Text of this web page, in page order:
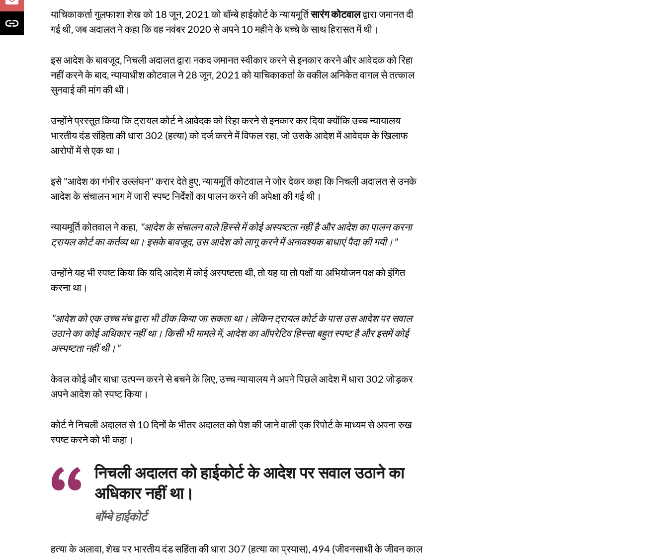
याचिकाकर्ता गुलफाशा शेख को 18 जून, 2021 को बॉम्बे हाईकोर्ट के न्यायमूर्तिसारंग कोटवालद्वारा जमानत दी
गई थी, जब अदालत ने कहा कि वह नवंबर 2020 से अपने 10 महीने के बच्चे के साथ हिरासत में थी।
इस आदेश के बावजूद, निचली अदालत द्वारा नकद जमानत स्वीकार करने से इनकार करने और आवेदक को रिहा
नहीं करने के बाद, न्यायाधीश कोटवाल ने 28 जून, 2021 को याचिकाकर्ता के वकील अनिकेत वागल से तत्काल
सुनवाई की मांग की थी।
उन्होंने प्रस्तुत किया कि ट्रायल कोर्ट ने आवेदक को रिहा करने से इनकार कर दिया क्योंकि उच्च न्यायालय
भारतीय दंड संहिता की धारा 302 (हत्या) को दर्ज करने में विफल रहा, जो उसके आदेश में आवेदक के खिलाफ
आरोपों में से एक था।
इसे "आदेश का गंभीर उल्लंघन" करार देते हुए, न्यायमूर्ति कोटवाल ने जोर देकर कहा कि निचली अदालत से उनके
आदेश के संचालन भाग में जारी स्पष्ट निर्देशों का पालन करने की अपेक्षा की गई थी।
न्यायमूर्ति कोतवाल ने कहा, "आदेश के संचालन वाले हिस्से में कोई अस्पष्टता नहीं है और आदेश का पालन करना
ट्रायल कोर्ट का कर्तव्य था। इसके बावजूद, उस आदेश को लागू करने में अनावश्यक बाधाएं पैदा की गयी।"
उन्होंने यह भी स्पष्ट किया कि यदि आदेश में कोई अस्पष्टता थी, तो यह या तो पक्षों या अभियोजन पक्ष को इंगित
करना था।
"आदेश को एक उच्च मंच द्वारा भी ठीक किया जा सकता था। लेकिन ट्रायल कोर्ट के पास उस आदेश पर सवाल
उठाने का कोई अधिकार नहीं था। किसी भी मामले में, आदेश का ऑपरेटिव हिस्सा बहुत स्पष्ट है और इसमें कोई
अस्पष्टता नहीं थी।"
केवल कोई और बाधा उत्पन्न करने से बचने के लिए, उच्च न्यायालय ने अपने पिछले आदेश में धारा 302 जोड़कर
अपने आदेश को स्पष्ट किया।
कोर्ट ने निचली अदालत से 10 दिनों के भीतर अदालत को पेश की जाने वाली एक रिपोर्ट के माध्यम से अपना रुख
स्पष्ट करने को भी कहा।
निचली अदालत को हाईकोर्ट के आदेश पर सवाल उठाने का
अधिकार नहीं था।
बॉम्बे हाईकोर्ट
हत्या के अलावा, शेख पर भारतीय दंड सहिंता की धारा 307 (हत्या का प्रयास), 494 (जीवनसाथी के जीवन काल